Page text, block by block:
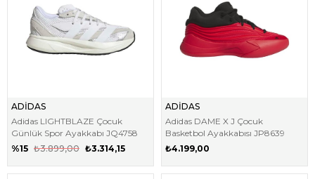
ADİDAS
Adidas LIGHTBLAZE Çocuk
Günlük Spor Ayakkabı JQ4758
%15
₺3.314,15
₺3.899,00
ADİDAS
Adidas DAME X J Çocuk
Basketbol Ayakkabısı JP8639
₺4.199,00